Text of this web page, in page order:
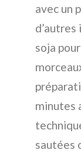
avec un
soja
minutes
sautées